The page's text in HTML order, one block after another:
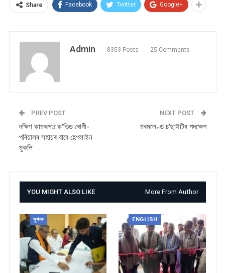
Share Facebook Twitter Google+
Admin 8353 Posts 25 Comments
PREV POST
দক্ষিণ কামৰূপত ক’ভিড ৰোগী-
পৰিয়ালৰ সহায়ৰ বাবে হেল্পলাইন
মুকলি
NEXT POST
মৰমলেণ্ড চ’ছাইটিৰ পদক্ষেপ
YOU MIGHT ALSO LIKE More From Author
সুখবৰ ENGLISH